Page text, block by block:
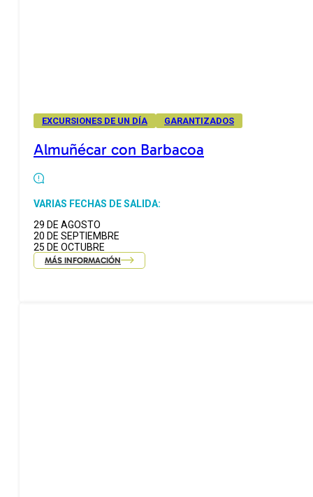
EXCURSIONES DE UN DÍA GARANTIZADOS
Almuñécar con Barbacoa
VARIAS FECHAS DE SALIDA:
29 DE AGOSTO
20 DE SEPTIEMBRE
25 DE OCTUBRE
MÁS INFORMACIÓN